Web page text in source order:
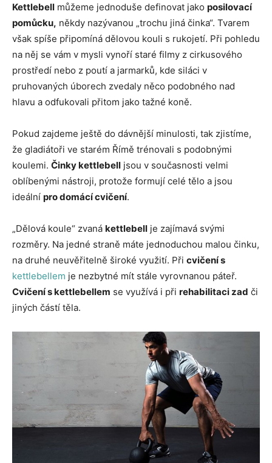
Kettlebell můžeme jednoduše definovat jako posilovací
pomůcku, někdy nazývanou „trochu jiná činka“. Tvarem
však spíše připomíná dělovou kouli s rukojetí. Při pohledu
na něj se vám v mysli vynoří staré filmy z cirkusového
prostředí nebo z poutí a jarmarků, kde siláci v
pruhovaných úborech zvedaly něco podobného nad
hlavu a odfukovali přitom jako tažné koně.
Pokud zajdeme ještě do dávnější minulosti, tak zjistíme,
že gladiátoři ve starém Římě trénovali s podobnými
koulemi. Činky kettlebell jsou v současnosti velmi
oblíbenými nástroji, protože formují celé tělo a jsou
ideální pro domácí cvičení.
„Dělová koule“ zvaná kettlebell je zajímavá svými
rozměry. Na jedné straně máte jednoduchou malou činku,
na druhé neuvěřitelně široké využití. Při cvičení s
kettlebellem je nezbytné mít stále vyrovnanou páteř.
Cvičení s kettlebellem se využívá i při rehabilitaci zad či
jiných částí těla.